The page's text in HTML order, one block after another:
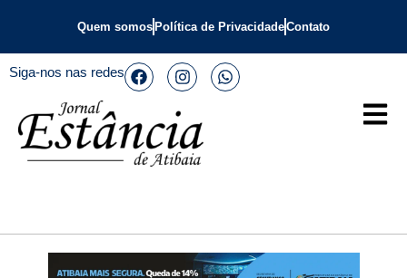
Quem somos Política de PrivacidadeContato
Siga-nos nas redes